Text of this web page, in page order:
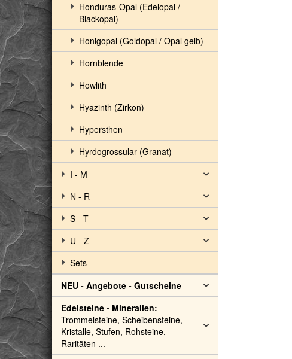
Honduras-Opal (Edelopal /
Blackopal)
Honigopal (Goldopal / Opal gelb)
Hornblende
Howlith
Hyazinth (Zirkon)
Hypersthen
Hyrdogrossular (Granat)
I - M
N - R
S - T
U - Z
Sets
NEU - Angebote - Gutscheine
Edelsteine - Mineralien:
Trommelsteine, Scheibensteine,
Kristalle, Stufen, Rohsteine,
Raritäten ...